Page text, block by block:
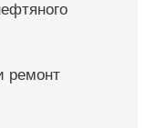
ремонт